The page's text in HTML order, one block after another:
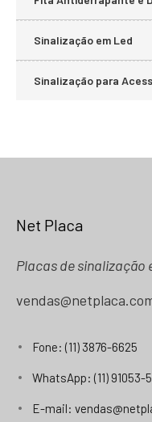
Sinalização em Led
Sinalização para
Net Placa
Placas de sinalização
Fone: (11) 3876-6625
WhatsApp: (11) 91053-
E-mail: